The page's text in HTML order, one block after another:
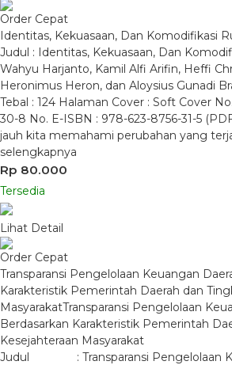
Order Cepat
Identitas, Kekuasaan, Dan Komodifikasi
Judul : Identitas, Kekuasaan, Dan
Wahyu Harjanto, Kamil Alfi Arifin, Heffi
Heronimus Heron, dan Aloysius Gunadi
Tebal : 124 Halaman Cover : Soft Cover
30-8 No. E-ISBN : 978-623-8756-31-5
jauh kita memahami perubahan yang
selengkapnya
Rp 80.000
Tersedia
Lihat Detail
Order Cepat
Transparansi Pengelolaan Keuangan
Karakteristik Pemerintah Daerah dan
MasyarakatTransparansi Pengelolaan
Berdasarkan Karakteristik Pemerintah
Kesejahteraan Masyarakat
Judul : Transparansi Pengelolaan